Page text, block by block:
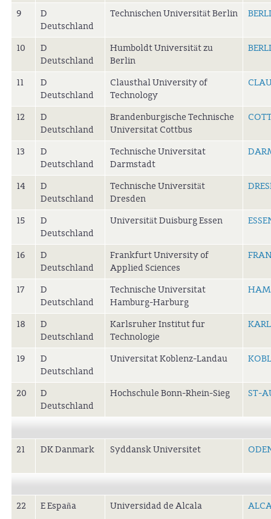
9
D
Deutschland
Technischen Universität Berlin
10
D
Deutschland
Humboldt Universität zu
Berlin
11
D
Deutschland
Clausthal University of
Technology
12
D
Deutschland
Brandenburgische Technische
Universitat Cottbus
13
D
Deutschland
Technische Universitat
Darmstadt
14
D
Deutschland
Technische Universität
Dresden
15
D
Deutschland
Universität Duisburg Essen
16
D
Deutschland
Frankfurt University of
Applied Sciences
17
D
Deutschland
Technische Universitat
Hamburg-Harburg
18
D
Deutschland
Karlsruher Institut fur
Technologie
19
D
Deutschland
Universitat Koblenz-Landau
20
D
Deutschland
Hochschule Bonn-Rhein-Sieg ST-
21 DK Danmark Syddansk Universitet
22 E España Universidad de Alcala